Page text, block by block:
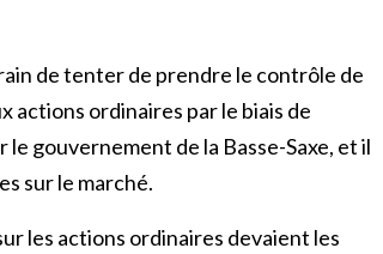
de tenter de prendre le contrôle de
actions ordinaires par le biais de
gouvernement de la Basse-Saxe, et il
sur le marché.
les actions ordinaires devaient les